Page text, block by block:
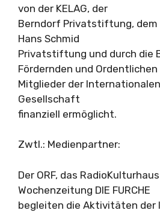
von der KELAG, der
Berndorf Privatstiftung, dem
Hans Schmid
Privatstiftung und durch die
Fördernden und Ordentlichen
Mitglieder der
Gesellschaft
finanziell ermöglicht.
Zwtl.: Medienpartner:
Der ORF, das
Wochenzeitung DIE FURCHE
begleiten die Aktivitäten der